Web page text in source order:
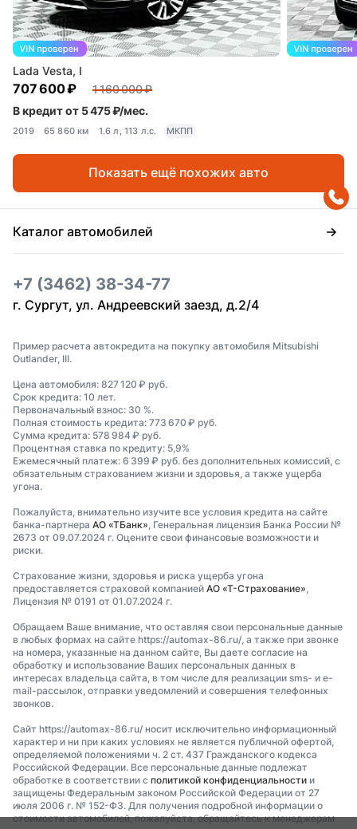
Lada Vesta, I
707 600 ₽
1 160 000 ₽
В кредит от 5 475 ₽/мес.
2019 65 860 км 1.6 л, 113 л.с. МКПП
Показать ещё похожих авто
Каталог автомобилей
+7 (3462) 38-34-77
г. Сургут, ул. Андреевский заезд, д.2/4
Пример расчета автокредита на покупку автомобиля Mitsubishi
Outlander, III.
Цена автомобиля: 827 120 ₽ руб.
Срок кредита: 10 лет.
Первоначальный взнос: 30 %.
Полная стоимость кредита: 773 670 ₽ руб.
Сумма кредита: 578 984 ₽ руб.
Процентная ставка по кредиту: 5,9%
Ежемесячный платеж: 6 399 ₽ руб. без дополнительных комиссий, с
обязательным страхованием жизни и здоровья, а также ущерба
угона.
Пожалуйста, внимательно изучите все условия кредита на сайте
банка-партнера АО «ТБанк», Генеральная лицензия Банка России №
2673 от 09.07.2024 г. Оцените свои финансовые возможности и
риски.
Страхование жизни, здоровья и риска ущерба угона
предоставляется страховой компанией АО «Т-Страхование»,
Лицензия № 0191 от 01.07.2024 г.
Обращаем Ваше внимание, что оставляя свои персональные данные
в любых формах на сайте https://automax-86.ru/, а также при звонке
на номера, указанные на данном сайте, Вы даете согласие на
обработку и использование Ваших персональных данных в
интересах владельца сайта, в том числе для реализации sms- и e-
mail-рассылок, отправки уведомлений и совершения телефонных
звонков.
Сайт https://automax-86.ru/ носит исключительно информационный
характер и ни при каких условиях не является публичной офертой,
определяемой положениями ч. 2 ст. 437 Гражданского кодекса
Российской Федерации. Все персональные данные подлежат
обработке в соответствии с политикой конфиденциальности и
защищены Федеральным законом Российской Федерации от 27
июля 2006 г. № 152-ФЗ. Для получения подробной информации о
стоимости автомобилей, пожалуйста, обращайтесь к менеджерам